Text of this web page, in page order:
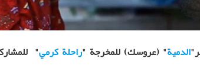
"الدمية (عروسك) للمخرجة "راحلة كرمي"